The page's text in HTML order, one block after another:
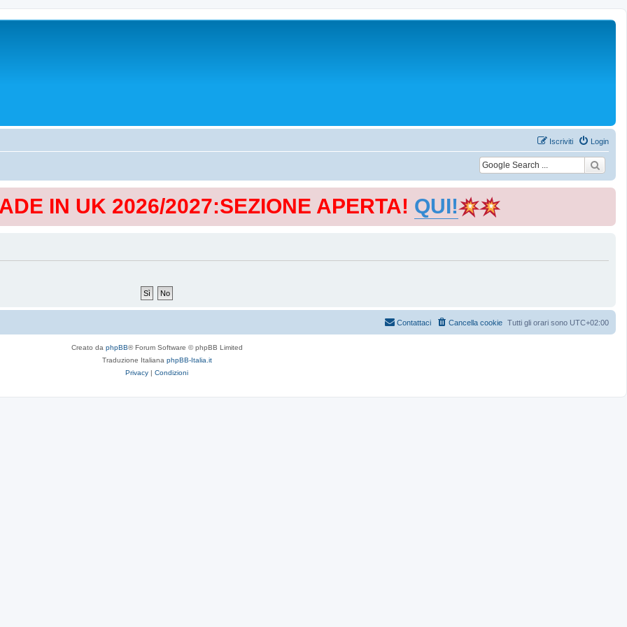
Login
Iscriviti
IN UK 2026/2027:SEZIONE APERTA! QUI!
Tutti gli orari sono UTC+02:00
Cancella cookie
Contattaci
Creato da phpBB® Forum Software © phpBB Limited
Traduzione Italiana phpBB-Italia.it
Privacy | Condizioni